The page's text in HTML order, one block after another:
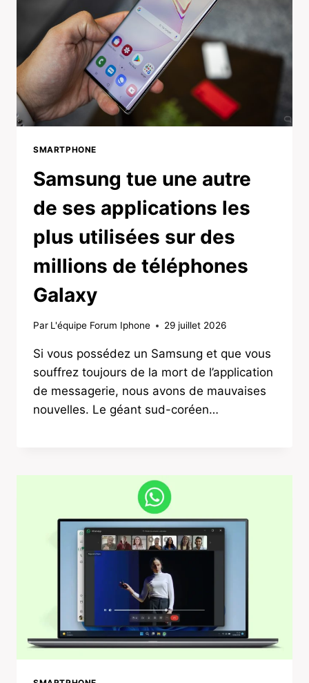
SMARTPHONE
Samsung tue une autre
de ses applications les
plus utilisées sur des
millions de téléphones
Galaxy
Par L'équipe Forum Iphone 29 juillet 2026
Si vous possédez un Samsung et que vous
souffrez toujours de la mort de l’application
de messagerie, nous avons de mauvaises
nouvelles. Le géant sud-coréen…